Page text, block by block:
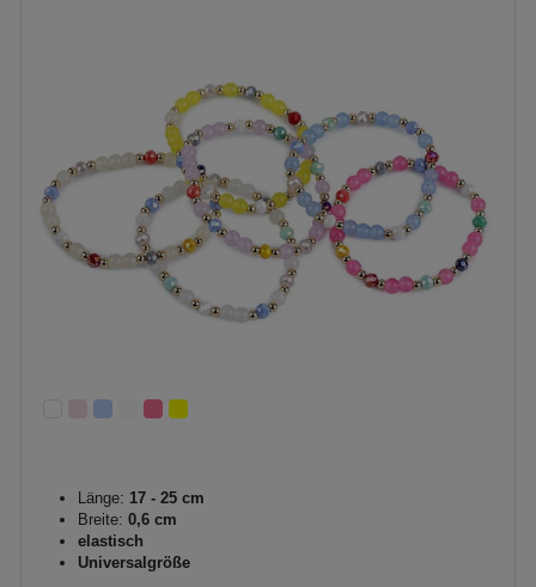
Länge: 17 - 25 cm
Breite: 0,6 cm
elastisch
Universalgröße